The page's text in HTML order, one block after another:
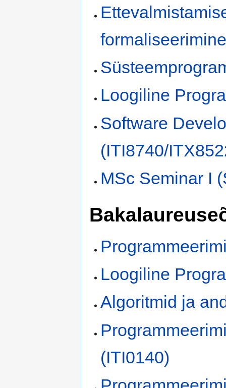
Loogiline
Software
(ITI8740/
MSc Seminar I
Loogiline
Algoritmid ja
(ITI0140)